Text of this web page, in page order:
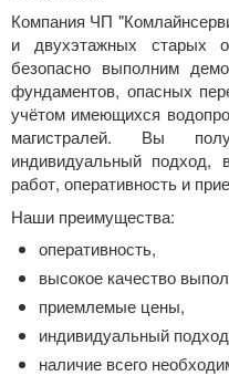
Компания ЧП
и двухэтажных старых
безопасно выполним
фундаментов, опасных
учётом имеющихся
магистралей. Вы
индивидуальный подход,
работ, оперативность и
Наши преимущества:
оперативность,
высокое качество
приемлемые цены,
индивидуальный подход
наличие всего